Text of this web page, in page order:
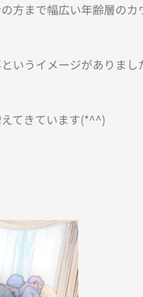
方まで幅広い年齢層のカ
いうイメージがありまし
てきています(*^^)